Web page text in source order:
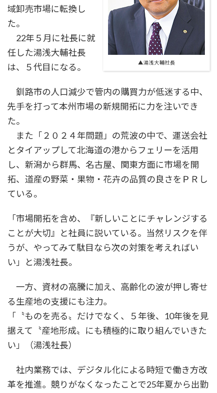
▲湯浅大輔社長
域卸売市場に転換し
た。
22年５月に社長に就
任した湯浅大輔社長
は、５代目になる。
釧路市の人口減少で管内の購買力が低迷する中、
先手を打って本州市場の新規開拓に力を注いでき
た。
また「２０２４年問題」の荒波の中で、運送会社
とタイアップして北海道の港からフェリーを活用
し、新潟から群馬、名古屋、関東方面に市場を開
拓、道産の野菜・果物・花卉の品質の良さをＰＲし
ている。
「市場開拓を含め、『新しいことにチャレンジする
ことが大切』と社員に説いている。当然リスクを伴
うが、やってみて駄目なら次の対策を考えればい
い」と湯浅社長。
一方、資材の高騰に加え、高齢化の波が押し寄せ
る生産地の支援にも注力。
「〝ものを売る〟だけでなく、５年後、10年後を見
据えて〝産地形成〟にも積極的に取り組んでいきた
い」（湯浅社長）
社内業務では、デジタル化による時短で働き方改
革を推進。競りがなくなったことで25年夏から出勤